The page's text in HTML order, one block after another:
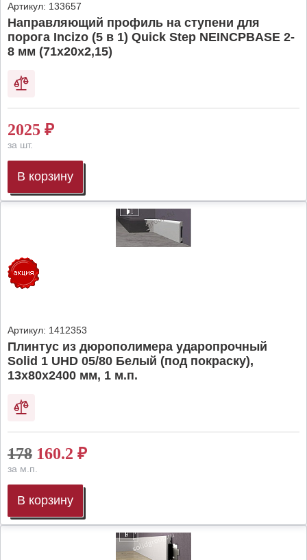
Артикул: 133657
Направляющий профиль на ступени для
порога Incizo (5 в 1) Quick Step NEINCPBASE 2-
8 мм (71х20х2,15)
2025 ₽
за шт.
В корзину
Артикул: 1412353
Плинтус из дюрополимера ударопрочный
Solid 1 UHD 05/80 Белый (под покраску),
13х80х2400 мм, 1 м.п.
178 160.2 ₽
за м.п.
В корзину